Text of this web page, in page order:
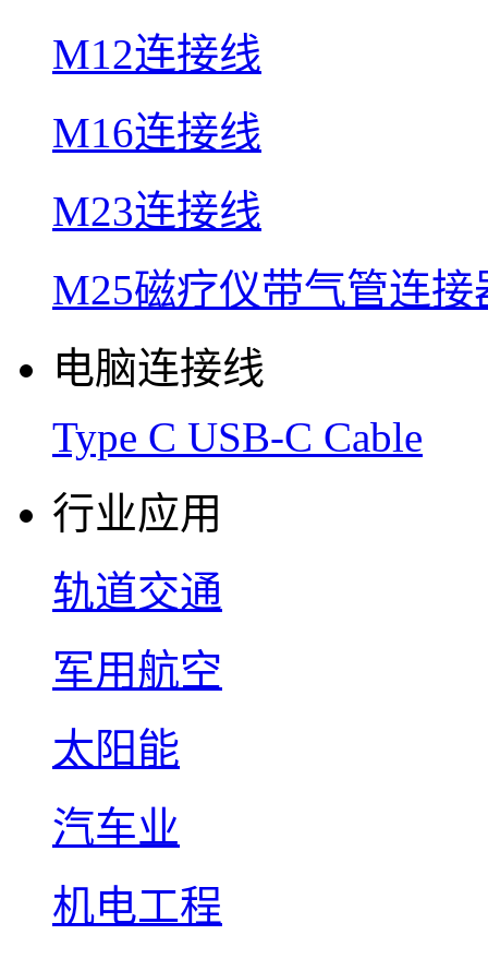
M12连接线
M16连接线
M23连接线
M25磁疗仪带气管连接
电脑连接线
Type C USB-C Cable
行业应用
轨道交通
军用航空
太阳能
汽车业
机电工程